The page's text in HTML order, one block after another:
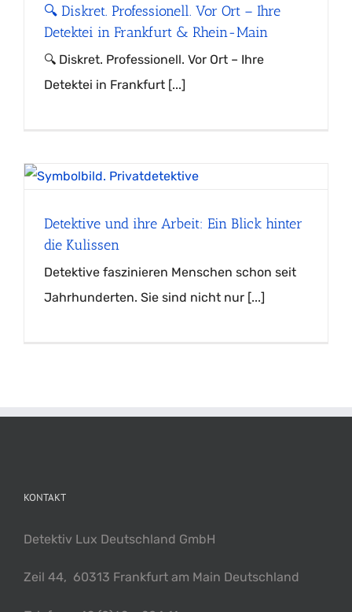
🔍 Diskret. Professionell. Vor Ort – Ihre
Detektei in Frankfurt & Rhein-Main
🔍 Diskret. Professionell. Vor Ort – Ihre
Detektei in Frankfurt [...]
Detektive und ihre Arbeit: Ein Blick hinter
die Kulissen
Detektive faszinieren Menschen schon seit
Jahrhunderten. Sie sind nicht nur [...]
KONTAKT
Detektiv Lux Deutschland GmbH
Zeil 44, 60313 Frankfurt am Main Deutschland